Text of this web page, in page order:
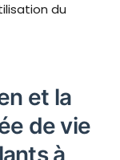
du
et la
de vie
à